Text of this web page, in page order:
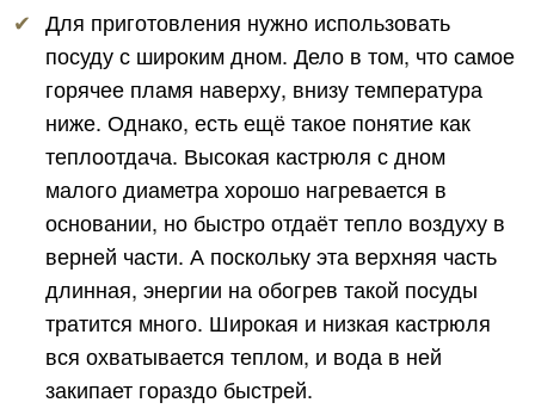
Для приготовления нужно использовать
посуду с широким дном. Дело в том, что самое
горячее пламя наверху, внизу температура
ниже. Однако, есть ещё такое понятие как
теплоотдача. Высокая кастрюля с дном
малого диаметра хорошо нагревается в
основании, но быстро отдаёт тепло воздуху в
верней части. А поскольку эта верхняя часть
длинная, энергии на обогрев такой посуды
тратится много. Широкая и низкая кастрюля
вся охватывается теплом, и вода в ней
закипает гораздо быстрей.